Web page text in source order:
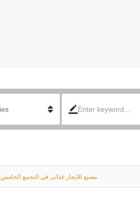
مصنع للايجار غذائى فى التجمع الخامس